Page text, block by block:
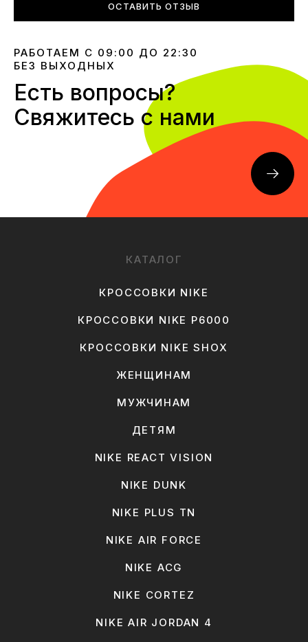
ОСТАВИТЬ ОТЗЫВ
РАБОТАЕМ С 09:00 ДО 22:30
БЕЗ ВЫХОДНЫХ
Есть вопросы?
Свяжитесь с нами
КАТАЛОГ
КРОССОВКИ NIKE
КРОССОВКИ NIKE P6000
КРОССОВКИ NIKE SHOX
ЖЕНЩИНАМ
МУЖЧИНАМ
ДЕТЯМ
NIKE REACT VISION
NIKE DUNK
NIKE PLUS TN
NIKE AIR FORCE
NIKE ACG
NIKE CORTEZ
NIKE AIR JORDAN 4